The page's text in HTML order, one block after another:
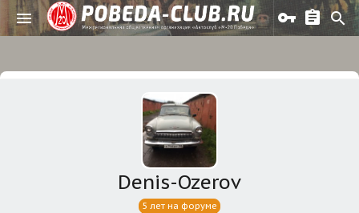
Denis-Ozerov
5 лет на форуме